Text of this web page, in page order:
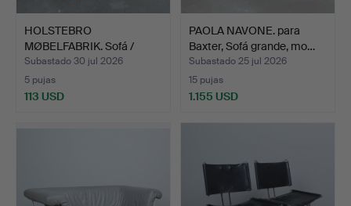
HOLSTEBRO
MØBELFABRIK. Sofá /
biplaza, tec…
Subastado 30 jul 2026
5 pujas
113 USD
PAOLA NAVONE. para
Baxter, Sofá grande, mo…
Subastado 25 jul 2026
15 pujas
1.155 USD